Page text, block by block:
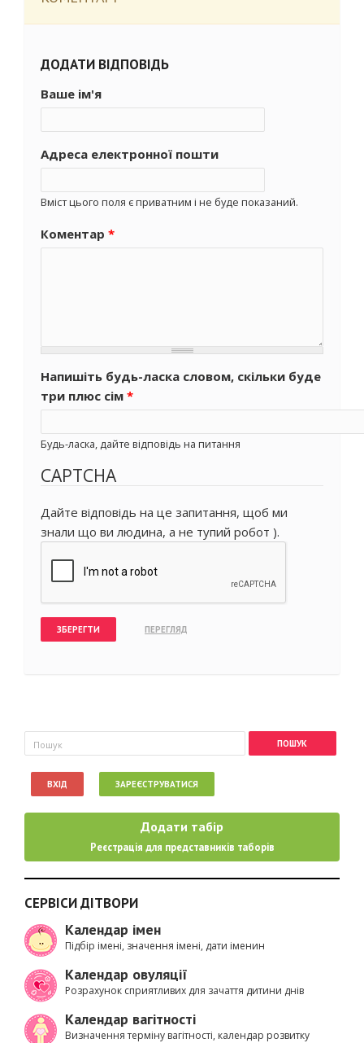
ДОДАТИ ВІДПОВІДЬ
Ваше ім'я
Адреса електронної пошти
Вміст цього поля є приватним і не буде показаний.
Коментар *
Напишіть будь-ласка словом, скільки буде
три плюс сім *
Будь-ласка, дайте відповідь на питання
CAPTCHA
Дайте відповідь на це запитання, щоб ми
знали що ви людина, а не тупий робот ).
Пошукова форма
Пошук
ВХІД ЗАРЕЄСТРУВАТИСЯ
Додати табір
Реєстрація для представників таборів
СЕРВІСИ ДІТВОРИ
Календар імен
Підбір імені, значення імені, дати іменин
Календар овуляції
Розрахунок сприятливих для зачаття дитини днів
Календар вагітності
Визначення терміну вагітності, календар розвитку